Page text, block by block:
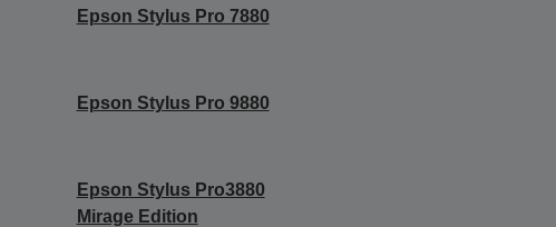
Epson Stylus Pro 7880
Epson Stylus Pro 9880
Epson Stylus Pro3880
Mirage Edition